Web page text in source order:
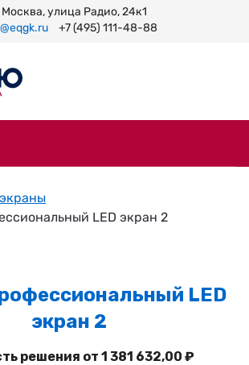
Москва, улица Радио, 24к1
+7 (495) 111-48-88
LED экран 2
LED
экран 2
решения от 1 381 632,00 ₽